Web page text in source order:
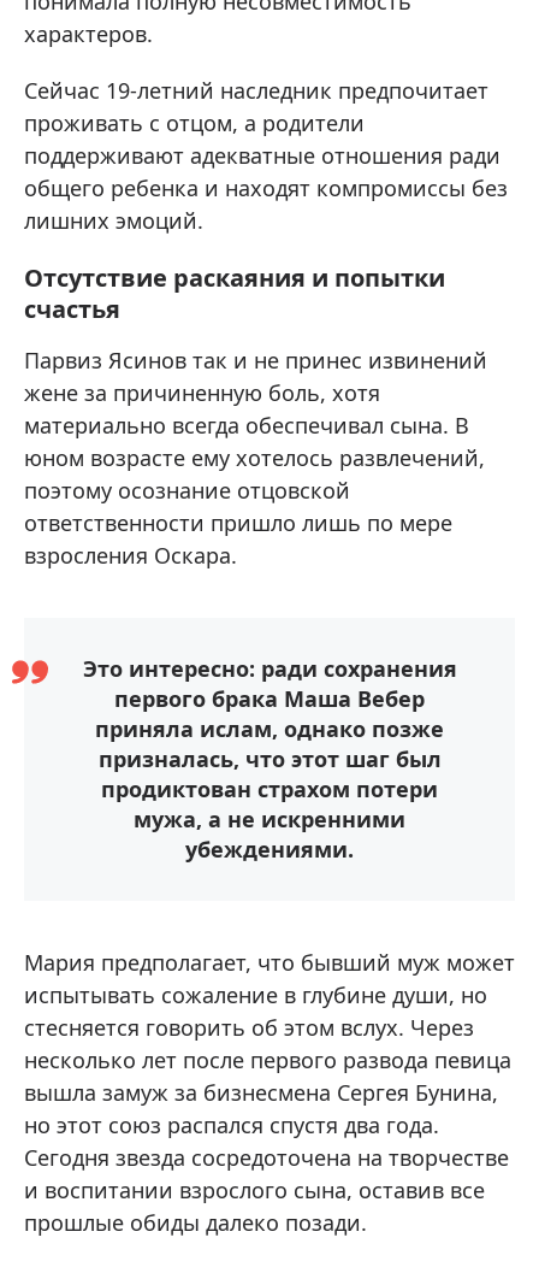
характеров.
Сейчас 19-летний наследник предпочитает
проживать с отцом, а родители
поддерживают адекватные отношения ради
общего ребенка и находят компромиссы без
лишних эмоций.
Отсутствие раскаяния и попытки
счастья
Парвиз Ясинов так и не принес извинений
жене за причиненную боль, хотя
материально всегда обеспечивал сына. В
юном возрасте ему хотелось развлечений,
поэтому осознание отцовской
ответственности пришло лишь по мере
взросления Оскара.
Это интересно: ради сохранения
первого брака Маша Вебер
приняла ислам, однако позже
призналась, что этот шаг был
продиктован страхом потери
мужа, а не искренними
убеждениями.
Мария предполагает, что бывший муж может
испытывать сожаление в глубине души, но
стесняется говорить об этом вслух. Через
несколько лет после первого развода певица
вышла замуж за бизнесмена Сергея Бунина,
но этот союз распался спустя два года.
Сегодня звезда сосредоточена на творчестве
и воспитании взрослого сына, оставив все
прошлые обиды далеко позади.